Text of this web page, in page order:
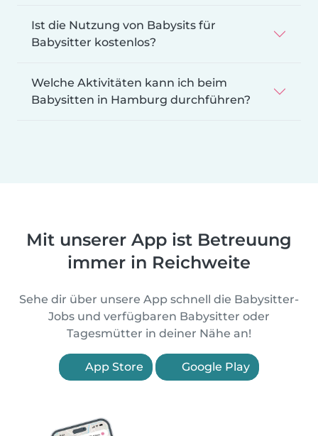
Ist die Nutzung von Babysits für
Babysitter kostenlos?
Welche Aktivitäten kann ich beim
Babysitten in Hamburg durchführen?
Mit unserer App ist Betreuung
immer in Reichweite
Sehe dir über unsere App schnell die Babysitter-
Jobs und verfügbaren Babysitter oder
Tagesmütter in deiner Nähe an!
App Store Google Play